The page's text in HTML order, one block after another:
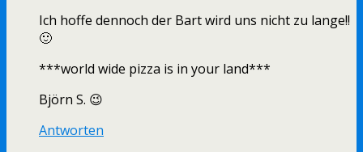
Ich hoffe dennoch der Bart wird uns nicht zu lange!!
🙂
***world wide pizza is in your land***
Björn S. 😉
Antworten